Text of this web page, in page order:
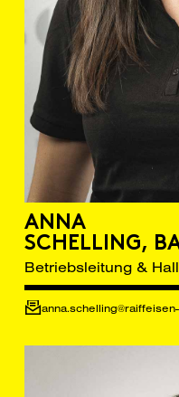
ANNA
SCHELLING,
Betriebsleitung &